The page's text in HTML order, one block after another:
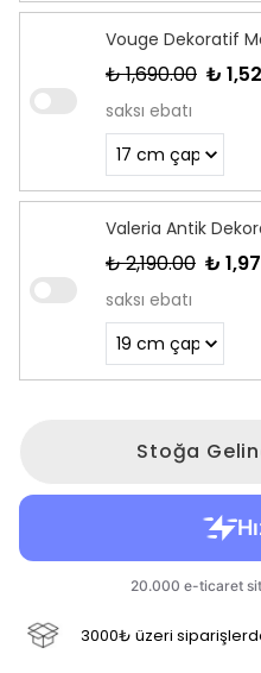
Vouge Dekoratif
₺ 1,690.00 ₺
saksı ebatı
Valeria Antik
₺ 2,190.00 ₺
saksı ebatı
Stoğa
3000₺ üzeri